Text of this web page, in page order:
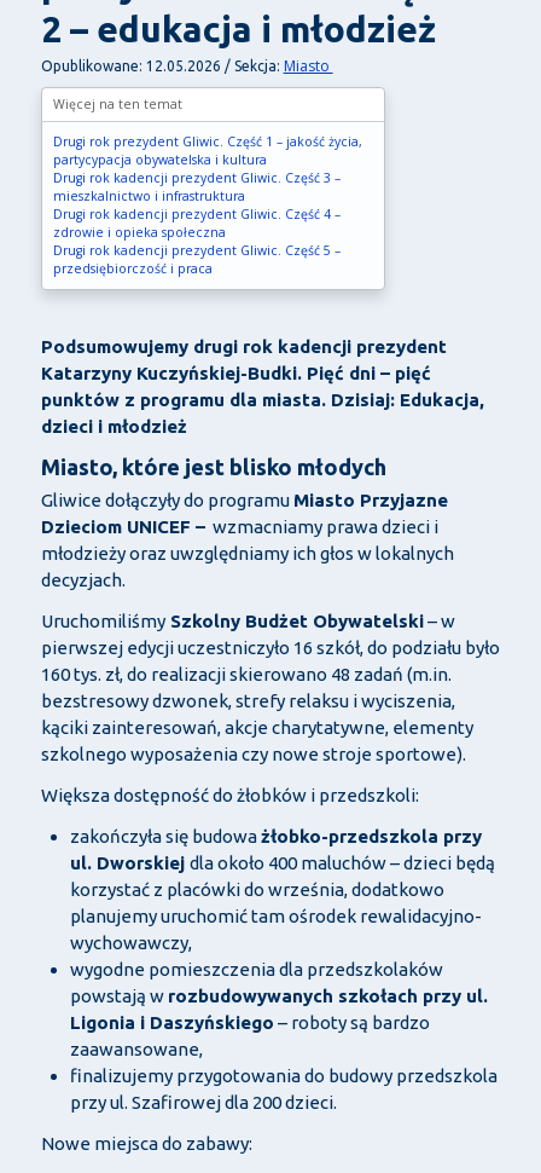
2 – edukacja i młodzież
Opublikowane: 12.05.2026 / Sekcja: Miasto
Więcej na ten temat
Drugi rok prezydent Gliwic. Część 1 – jakość życia,
partycypacja obywatelska i kultura
Drugi rok kadencji prezydent Gliwic. Część 3 –
mieszkalnictwo i infrastruktura
Drugi rok kadencji prezydent Gliwic. Część 4 –
zdrowie i opieka społeczna
Drugi rok kadencji prezydent Gliwic. Część 5 –
przedsiębiorczość i praca
Podsumowujemy drugi rok kadencji prezydent
Katarzyny Kuczyńskiej-Budki. Pięć dni – pięć
punktów z programu dla miasta. Dzisiaj: Edukacja,
dzieci i młodzież
Miasto, które jest blisko młodych
Gliwice dołączyły do programu Miasto Przyjazne
Dzieciom UNICEF –wzmacniamy prawa dzieci i
młodzieży oraz uwzględniamy ich głos w lokalnych
decyzjach.
UruchomiliśmySzkolny Budżet Obywatelski– w
pierwszej edycji uczestniczyło 16 szkół, do podziału było
160 tys. zł, do realizacji skierowano 48 zadań (m.in.
bezstresowy dzwonek, strefy relaksu i wyciszenia,
kąciki zainteresowań, akcje charytatywne, elementy
szkolnego wyposażenia czy nowe stroje sportowe).
Większa dostępność do żłobków i przedszkoli:
zakończyła się budoważłobko-przedszkola przy
ul. Dworskiej dla około 400 maluchów – dzieci będą
korzystać z placówki do września, dodatkowo
planujemy uruchomić tam ośrodek rewalidacyjno-
wychowawczy,
wygodne pomieszczenia dla przedszkolaków
powstają w rozbudowywanych szkołach przy ul.
Ligonia i Daszyńskiego – roboty są bardzo
zaawansowane,
finalizujemy przygotowania do budowy przedszkola
przy ul. Szafirowej dla 200 dzieci.
Nowe miejsca do zabawy: